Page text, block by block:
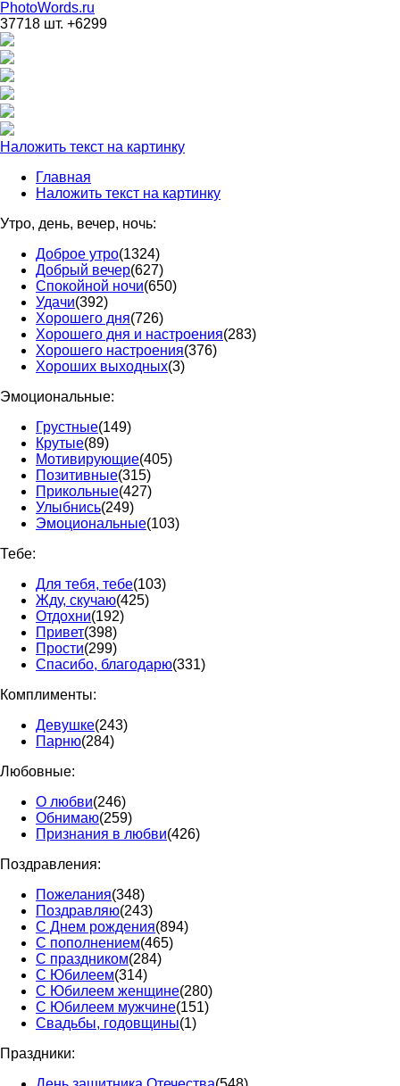
PhotoWords.ru
37718 шт. +6299
Наложить текст на картинку
Главная
Наложить текст на картинку
Утро, день, вечер, ночь:
Доброе утро(1324)
Добрый вечер(627)
Спокойной ночи(650)
Удачи(392)
Хорошего дня(726)
Хорошего дня и настроения(283)
Хорошего настроения(376)
Хороших выходных(3)
Эмоциональные:
Грустные(149)
Крутые(89)
Мотивирующие(405)
Позитивные(315)
Прикольные(427)
Улыбнись(249)
Эмоциональные(103)
Тебе:
Для тебя, тебе(103)
Жду, скучаю(425)
Отдохни(192)
Привет(398)
Прости(299)
Спасибо, благодарю(331)
Комплименты:
Девушке(243)
Парню(284)
Любовные:
О любви(246)
Обнимаю(259)
Признания в любви(426)
Поздравления:
Пожелания(348)
Поздравляю(243)
С Днем рождения(894)
С пополнением(465)
С праздником(284)
С Юбилеем(314)
С Юбилеем женщине(280)
С Юбилеем мужчине(151)
Свадьбы, годовщины(1)
Праздники: